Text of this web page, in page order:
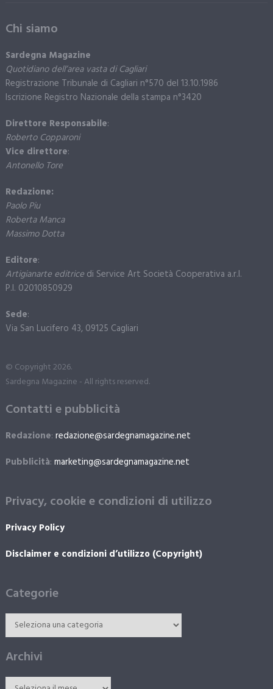
Chi siamo
Sardegna Magazine
Quotidiano dell’area vasta di Cagliari
Registrazione Tribunale di Cagliari n°570 del 13.10.1986
Iscrizione Registro Nazionale della stampa n°3420
Direttore Responsabile:
Roberto Copparoni
Vice direttore:
Antonello Tore
Redazione:
Paolo Piu
Roberta Manca
Massimo Dotta
Editore:
Artigianarte editricedi Service Art Società Cooperativa a.r.l.
P.I. 02010850929
Sede:
Via San Lucifero 43, 09125 Cagliari
© Copyright 2026.
Sardegna Magazine - All rights reserved.
Contatti e pubblicità
Redazione: redazione@sardegnamagazine.net
Pubblicità: marketing@sardegnamagazine.net
Privacy, cookie e condizioni di utilizzo
Privacy Policy
Disclaimer e condizioni d’utilizzo (Copyright)
Categorie
Archivi